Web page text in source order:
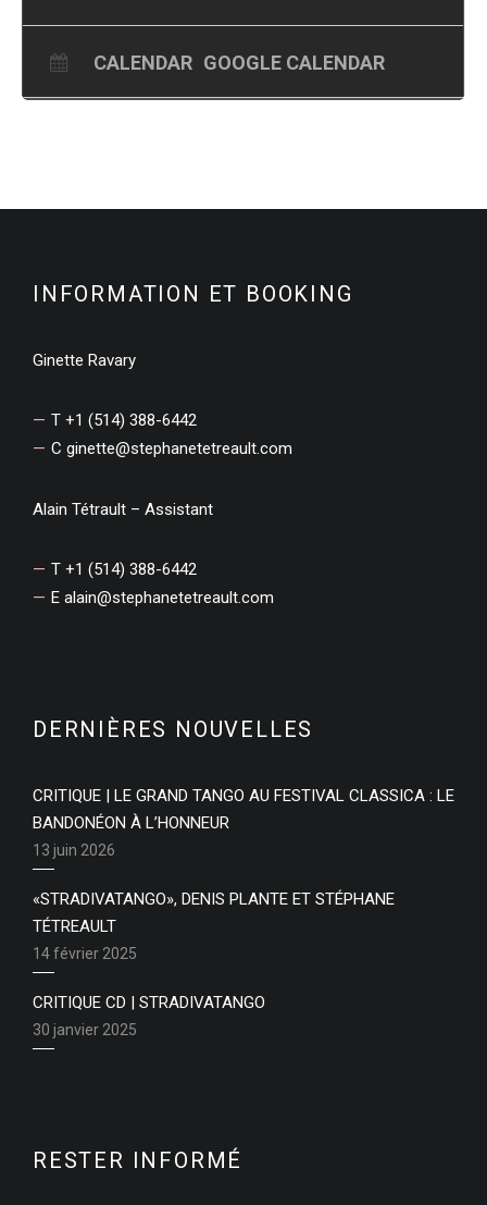
CALENDAR GOOGLE CALENDAR
INFORMATION ET BOOKING
Ginette Ravary
T +1 (514) 388-6442
C ginette@stephanetetreault.com
Alain Tétrault – Assistant
T +1 (514) 388-6442
E alain@stephanetetreault.com
DERNIÈRES NOUVELLES
CRITIQUE | LE GRAND TANGO AU FESTIVAL CLASSICA : LE
BANDONÉON À L’HONNEUR
13 juin 2026
«STRADIVATANGO», DENIS PLANTE ET STÉPHANE
TÉTREAULT
14 février 2025
CRITIQUE CD | STRADIVATANGO
30 janvier 2025
RESTER INFORMÉ